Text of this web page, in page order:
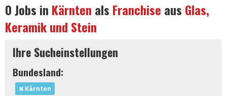
0Jobs in Kärnten als Franchise aus Glas,
Keramik und Stein
Ihre Sucheinstellungen
Bundesland:
Kärnten